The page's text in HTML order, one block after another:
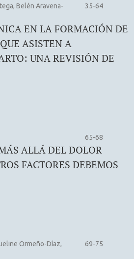
Belén Aravena-
35-64
EN LA FORMACIÓN DE
ASISTEN A
UNA REVISIÓN DE
65-68
ALLÁ DEL DOLOR
FACTORES DEBEMOS
Ormeño-Díaz,
69-75